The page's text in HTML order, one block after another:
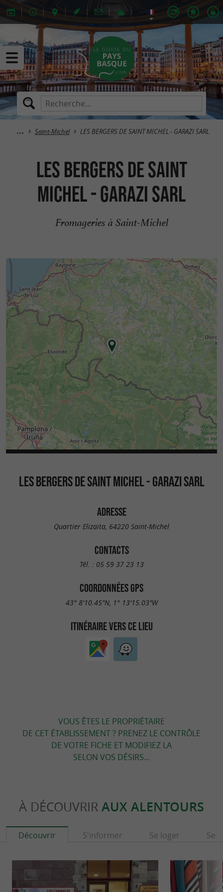
Saint-Michel LES BERGERS DE SAINT MICHEL - GARAZI SARL
LES BERGERS DE SAINT
MICHEL - GARAZI SARL
Fromageries à Saint-Michel
LES BERGERS DE SAINT MICHEL - GARAZI SARL
ADRESSE
Quartier Elizaïta, 64220 Saint-Michel
CONTACTS
Tél. : 05 59 37 23 13
COORDONNÉES GPS
43° 8'10.45"N, 1° 13'15.03"W
ITINÉRAIRE VERS CE LIEU
VOUS ÊTES LE PROPRIÉTAIRE
DE CET ÉTABLISSEMENT ? PRENEZ LE CONTRÔLE
DE VOTRE FICHE ET MODIFIEZ LA
SELON VOS DÉSIRS...
À DÉCOUVRIR AUX ALENTOURS
Découvrir S'informer Se loger Se